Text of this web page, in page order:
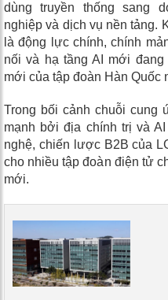
dùng truyền thống sang
nghiệp và dịch vụ nền tảng.
là động lực chính, chính
nối và hạ tầng AI mới đang
mới của tập đoàn Hàn Quốc
Trong bối cảnh chuỗi cung
mạnh bởi địa chính trị và
nghệ, chiến lược B2B của
cho nhiều tập đoàn điện tử
mới.